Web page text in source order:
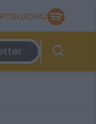
POSŁUCHAJ